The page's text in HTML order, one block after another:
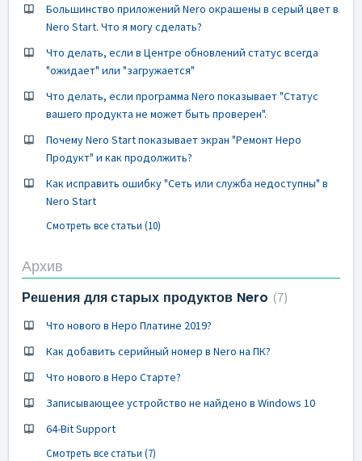
Большинство приложений Nero окрашены в серый цвет в
Nero Start. Что я могу сделать?
Что делать, если в Центре обновлений статус всегда
"ожидает" или "загружается"
Что делать, если программа Nero показывает "Статус
вашего продукта не может быть проверен".
Почему Nero Start показывает экран "Ремонт Неро
Продукт" и как продолжить?
Как исправить ошибку "Сеть или служба недоступны" в
Nero Start
Смотреть все статьи (10)
Архив
Решения для старых продуктов Nero 7
Что нового в Неро Платине 2019?
Как добавить серийный номер в Nero на ПК?
Что нового в Неро Старте?
Записывающее устройство не найдено в Windows 10
64-Bit Support
Смотреть все статьи (7)